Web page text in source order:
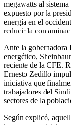
megawatts al
expuesto por la
energía en el
reducir la
Ante la gobernadora
energético,
reciente de la CFE.
Ernesto Zedillo
iniciativa que
trabajadores del
sectores de la
Según explicó,